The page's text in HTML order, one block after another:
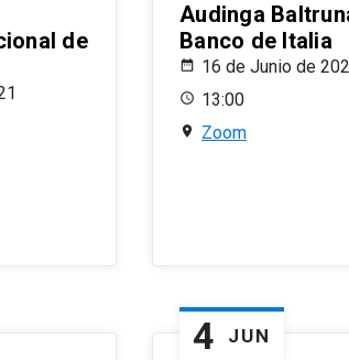
de
Audinga
Banco de Italia
16 de Junio de
13:00
Zoom
4 JUN